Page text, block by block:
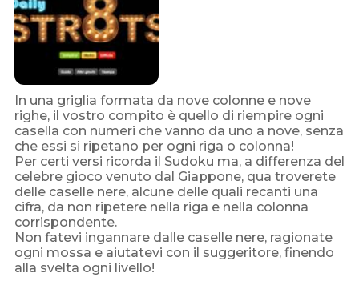
In una griglia formata da nove colonne e nove
righe, il vostro compito è quello di riempire ogni
casella con numeri che vanno da uno a nove, senza
che essi si ripetano per ogni riga o colonna!
Per certi versi ricorda il Sudoku ma, a differenza del
celebre gioco venuto dal Giappone, qua troverete
delle caselle nere, alcune delle quali recanti una
cifra, da non ripetere nella riga e nella colonna
corrispondente.
Non fatevi ingannare dalle caselle nere, ragionate
ogni mossa e aiutatevi con il suggeritore, finendo
alla svelta ogni livello!